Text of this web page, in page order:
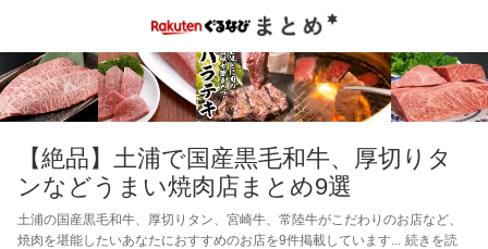
【絶品】土浦で国産黒毛和牛、厚切りタ
ンなどうまい焼肉店まとめ9選
土浦の国産黒毛和牛、厚切りタン、宮崎牛、常陸牛がこだわりのお店など、
焼肉を堪能したいあなたにおすすめのお店を9件掲載しています
続きを読